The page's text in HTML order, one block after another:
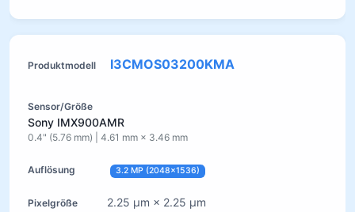
I3CMOS03200KMA
Sony IMX900AMR
0.4" (5.76 mm) | 4.61 mm × 3.46 mm
3.2 MP (2048×1536)
2.25 µm × 2.25 µm